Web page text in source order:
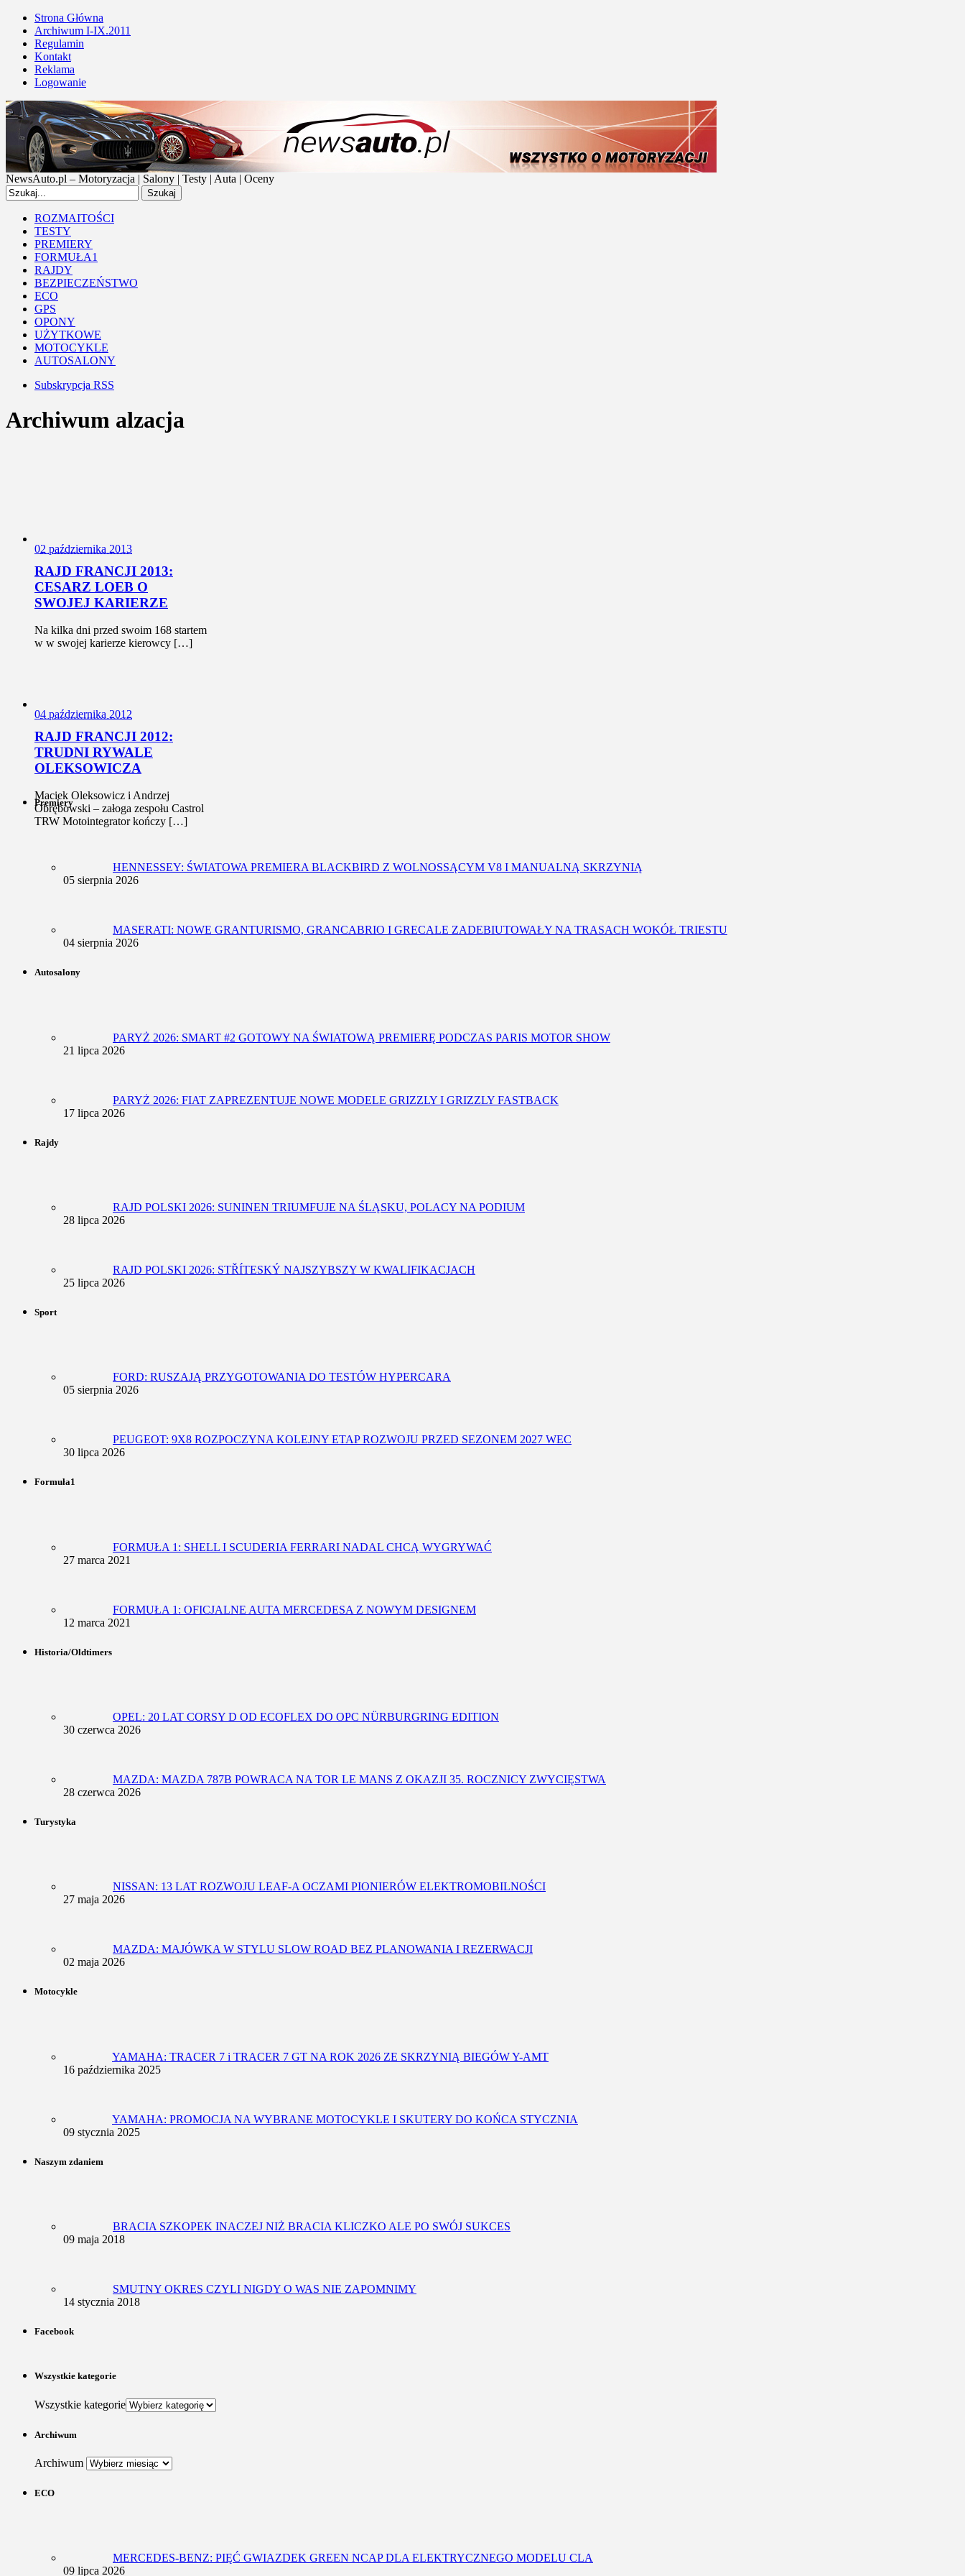
Strona Główna
Archiwum I-IX.2011
Regulamin
Kontakt
Reklama
Logowanie
NewsAuto.pl – Motoryzacja | Salony | Testy | Auta | Oceny
ROZMAITOŚCI
TESTY
PREMIERY
FORMUŁA1
RAJDY
BEZPIECZEŃSTWO
ECO
GPS
OPONY
UŻYTKOWE
MOTOCYKLE
AUTOSALONY
Subskrypcja RSS
Archiwum alzacja
02 października 2013
RAJD FRANCJI 2013:
CESARZ LOEB O
SWOJEJ KARIERZE
Na kilka dni przed swoim 168 startem
w w swojej karierze kierowcy […]
04 października 2012
RAJD FRANCJI 2012:
TRUDNI RYWALE
OLEKSOWICZA
Maciek Oleksowicz i Andrzej
Obrębowski – załoga zespołu Castrol
TRW Motointegrator kończy […]
Premiery
HENNESSEY: ŚWIATOWA PREMIERA BLACKBIRD Z WOLNOSSĄCYM V8 I MANUALNĄ SKRZYNIĄ
05 sierpnia 2026
MASERATI: NOWE GRANTURISMO, GRANCABRIO I GRECALE ZADEBIUTOWAŁY NA TRASACH WOKÓŁ TRIESTU
04 sierpnia 2026
Autosalony
PARYŻ 2026: SMART #2 GOTOWY NA ŚWIATOWĄ PREMIERĘ PODCZAS PARIS MOTOR SHOW
21 lipca 2026
PARYŻ 2026: FIAT ZAPREZENTUJE NOWE MODELE GRIZZLY I GRIZZLY FASTBACK
17 lipca 2026
Rajdy
RAJD POLSKI 2026: SUNINEN TRIUMFUJE NA ŚLĄSKU, POLACY NA PODIUM
28 lipca 2026
RAJD POLSKI 2026: STŘÍTESKÝ NAJSZYBSZY W KWALIFIKACJACH
25 lipca 2026
Sport
FORD: RUSZAJĄ PRZYGOTOWANIA DO TESTÓW HYPERCARA
05 sierpnia 2026
PEUGEOT: 9X8 ROZPOCZYNA KOLEJNY ETAP ROZWOJU PRZED SEZONEM 2027 WEC
30 lipca 2026
Formuła1
FORMUŁA 1: SHELL I SCUDERIA FERRARI NADAL CHCĄ WYGRYWAĆ
27 marca 2021
FORMUŁA 1: OFICJALNE AUTA MERCEDESA Z NOWYM DESIGNEM
12 marca 2021
Historia/Oldtimers
OPEL: 20 LAT CORSY D OD ECOFLEX DO OPC NÜRBURGRING EDITION
30 czerwca 2026
MAZDA: MAZDA 787B POWRACA NA TOR LE MANS Z OKAZJI 35. ROCZNICY ZWYCIĘSTWA
28 czerwca 2026
Turystyka
NISSAN: 13 LAT ROZWOJU LEAF-A OCZAMI PIONIERÓW ELEKTROMOBILNOŚCI
27 maja 2026
MAZDA: MAJÓWKA W STYLU SLOW ROAD BEZ PLANOWANIA I REZERWACJI
02 maja 2026
Motocykle
YAMAHA: TRACER 7 i TRACER 7 GT NA ROK 2026 ZE SKRZYNIĄ BIEGÓW Y-AMT
16 października 2025
YAMAHA: PROMOCJA NA WYBRANE MOTOCYKLE I SKUTERY DO KOŃCA STYCZNIA
09 stycznia 2025
Naszym zdaniem
BRACIA SZKOPEK INACZEJ NIŻ BRACIA KLICZKO ALE PO SWÓJ SUKCES
09 maja 2018
SMUTNY OKRES CZYLI NIGDY O WAS NIE ZAPOMNIMY
14 stycznia 2018
Facebook
Wszystkie kategorie
Wszystkie kategorie
Archiwum
Archiwum
ECO
MERCEDES-BENZ: PIĘĆ GWIAZDEK GREEN NCAP DLA ELEKTRYCZNEGO MODELU CLA
09 lipca 2026